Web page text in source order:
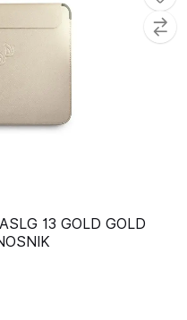
13 GOLD GOLD